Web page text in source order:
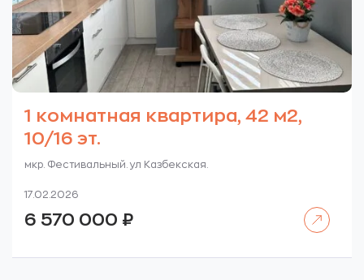
1 комнатная квартира, 42 м2,
10/16 эт.
мкр. Фестивальный. ул Казбекская.
17.02.2026
6 570 000 ₽